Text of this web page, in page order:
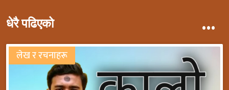
धेरै पढिएको ...
लेख र रचनाहरू